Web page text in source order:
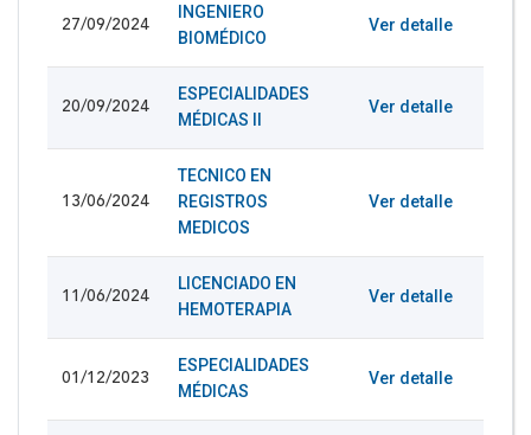
27/09/2024
INGENIERO
BIOMÉDICO
Ver detalle
20/09/2024
ESPECIALIDADES
MÉDICAS II
Ver detalle
13/06/2024
TECNICO EN
REGISTROS
MEDICOS
Ver detalle
11/06/2024
LICENCIADO EN
HEMOTERAPIA
Ver detalle
01/12/2023
ESPECIALIDADES
MÉDICAS
Ver detalle